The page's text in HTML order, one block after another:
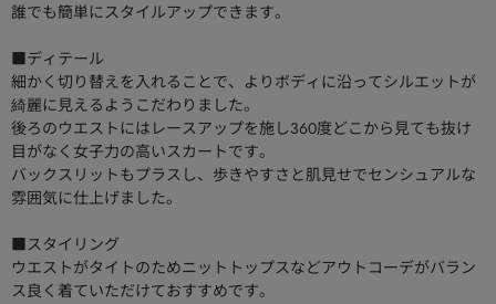
誰でも簡単にスタイルアップできます。
■ディテール
細かく切り替えを入れることで、よりボディに沿ってシルエットが
綺麗に見えるようこだわりました。
後ろのウエストにはレースアップを施し360度どこから見ても抜け
目がなく女子力の高いスカートです。
バックスリットもプラスし、歩きやすさと肌見せでセンシュアルな
雰囲気に仕上げました。
■スタイリング
ウエストがタイトのためニットトップスなどアウトコーデがバラン
ス良く着ていただけておすすめです。